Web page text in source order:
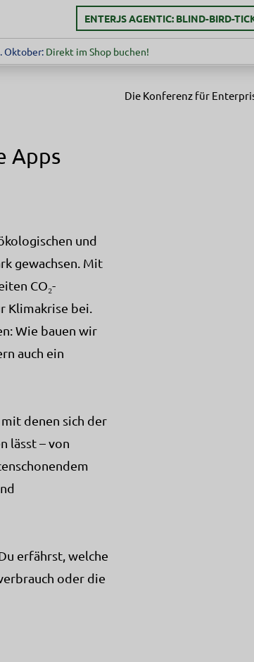
ENTERJS AGENTIC: BLIND-BIRD-
Oktober: Direkt im Shop buchen!
Die Konferenz für
Apps
und
gewachsen. Mit
CO₂-
Klimakrise bei.
Wie bauen wir
auch ein
denen sich der
lässt – von
erfährst, welche
oder die